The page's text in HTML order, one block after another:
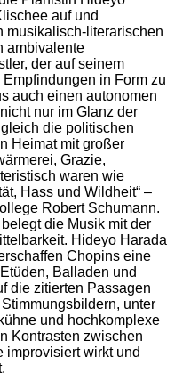
auf und
musikalisch-literarischen
ambivalente
der auf seinem
in Form zu
auch einen autonomen
nur im Glanz der
die politischen
Heimat mit großer
Grazie,
waren wie
Hass und Wildheit“ –
Robert Schumann.
die Musik mit der
Hideyo Harada
Chopins eine
Balladen und
die zitierten Passagen
unter
und hochkomplexe
Kontrasten zwischen
improvisiert wirkt und